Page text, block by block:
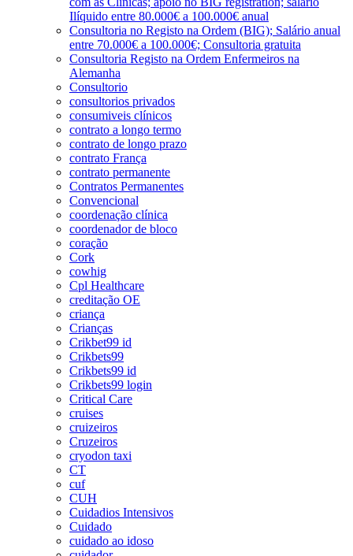
Ilíquido entre 80.000€ a 100.000€ anual
Consultoria no Registo na Ordem (BIG); Salário anual
entre 70.000€ a 100.000€; Consultoria gratuita
Consultoria Registo na Ordem Enfermeiros na
Alemanha
Consultorio
consultorios privados
consumiveis clínicos
contrato a longo termo
contrato de longo prazo
contrato França
contrato permanente
Contratos Permanentes
Convencional
coordenação clínica
coordenador de bloco
coração
Cork
cowhig
Cpl Healthcare
creditação OE
criança
Crianças
Crikbet99 id
Crikbets99
Crikbets99 id
Crikbets99 login
Critical Care
cruises
cruizeiros
Cruzeiros
cryodon taxi
CT
cuf
CUH
Cuidadios Intensivos
Cuidado
cuidado ao idoso